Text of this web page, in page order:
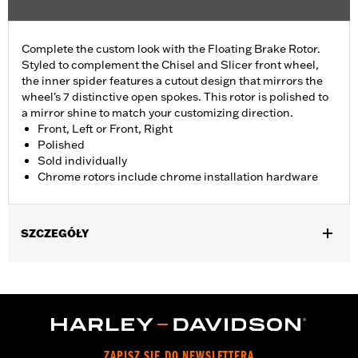
Complete the custom look with the Floating Brake Rotor.
Styled to complement the Chisel and Slicer front wheel,
the inner spider features a cutout design that mirrors the
wheel's 7 distinctive open spokes. This rotor is polished to
a mirror shine to match your customizing direction.
Front, Left or Front, Right
Polished
Sold individually
Chrome rotors include chrome installation hardware
SZCZEGÓŁY
Position On Bike: Front